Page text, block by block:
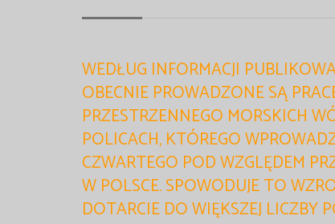
WEDŁUG INFORMACJI
OBECNIE PROWADZONE SĄ
PRZESTRZENNEGO MORSKICH
POLICACH, KTÓREGO
CZWARTEGO POD WZGLĘDEM
W POLSCE. SPOWODUJE TO
DOTARCIE DO WIĘKSZEJ LICZBY